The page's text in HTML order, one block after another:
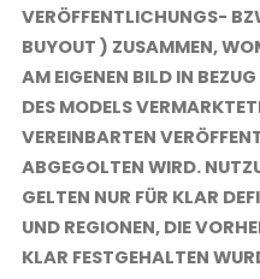
VERÖFFENTLICHUNGS-
BUYOUT ) ZUSAMMEN,
AM EIGENEN BILD IN
DES MODELS
VEREINBARTEN
ABGEGOLTEN WIRD.
GELTEN NUR FÜR KLAR
UND REGIONEN, DIE
KLAR FESTGEHALTEN